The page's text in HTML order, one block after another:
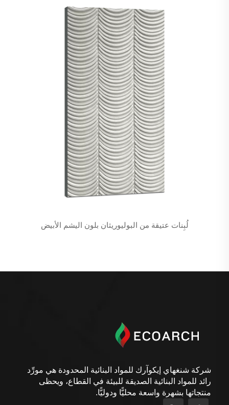
لُبِنات عتيقة من البوليوريثان بلون اليشم الأبيض
شركة شنغهاي إيكوآرك للمواد البنائية المحدودة هي مورِّد
رائد للمواد البنائية الصديقة للبيئة في القطاع، ويحظى
منتجاتها بشهرة واسعة محليًّا ودوليًّا.